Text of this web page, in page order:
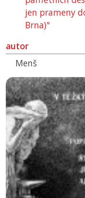
jen prameny
Brna)"
autor
Menš